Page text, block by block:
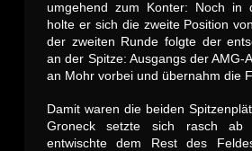
umgehend zum Konter: Noch in
holte er sich die zweite Position
der zweiten Runde folgte der
an der Spitze: Ausgangs der AMG-
an Mohr vorbei und übernahm die
Damit waren die beiden
Groneck setzte sich rasch
entwischte dem Rest des